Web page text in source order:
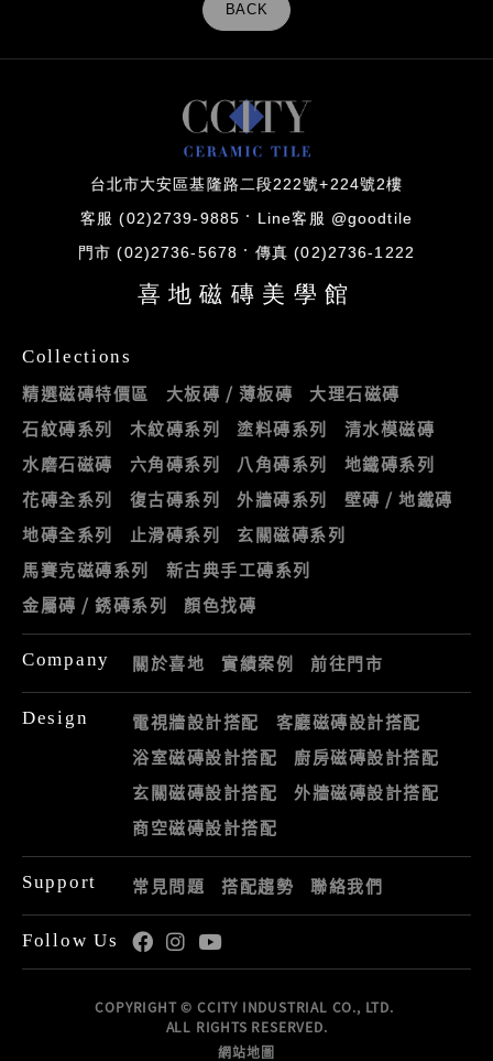
BACK
台北市大安區基隆路二段222號+224號2樓
客服 (02)2739-9885 Line客服 @goodtile
門市 (02)2736-5678 傳真 (02)2736-1222
喜地磁磚美學館
Collections
精選磁磚特價區 大板磚 / 薄板磚
大理石磁磚
石紋磚系列
木紋磚系列 塗料磚系列
清水模磁磚
水磨石磁磚
六角磚系列 八角磚系列
地鐵磚系列
花磚全系列
復古磚系列 外牆磚系列
壁磚 / 地鐵磚
地磚全系列
止滑磚系列
玄關磁磚系列
馬賽克磁磚系列
新古典手工磚系列
金屬磚 / 銹磚系列
顏色找磚
Company 關於喜地 實績案例 前往門市
Design 電視牆設計搭配
客廳磁磚設計搭配
浴室磁磚設計搭配
廚房磁磚設計搭配
玄關磁磚設計搭配
外牆磁磚設計搭配
商空磁磚設計搭配
Support 常見問題 搭配趨勢 聯絡我們
Follow Us
COPYRIGHT © CCITY INDUSTRIAL CO., LTD.
ALL RIGHTS RESERVED.
網站地圖